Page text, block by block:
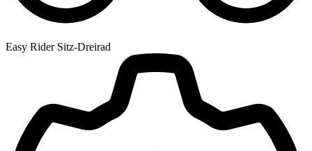
Easy Rider Sitz-Dreirad